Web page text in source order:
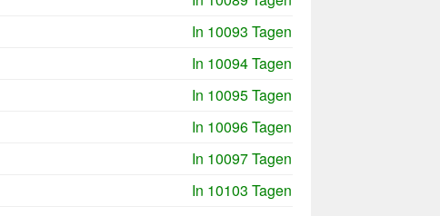
In 10093 Tagen
In 10094 Tagen
In 10095 Tagen
In 10096 Tagen
In 10097 Tagen
In 10103 Tagen